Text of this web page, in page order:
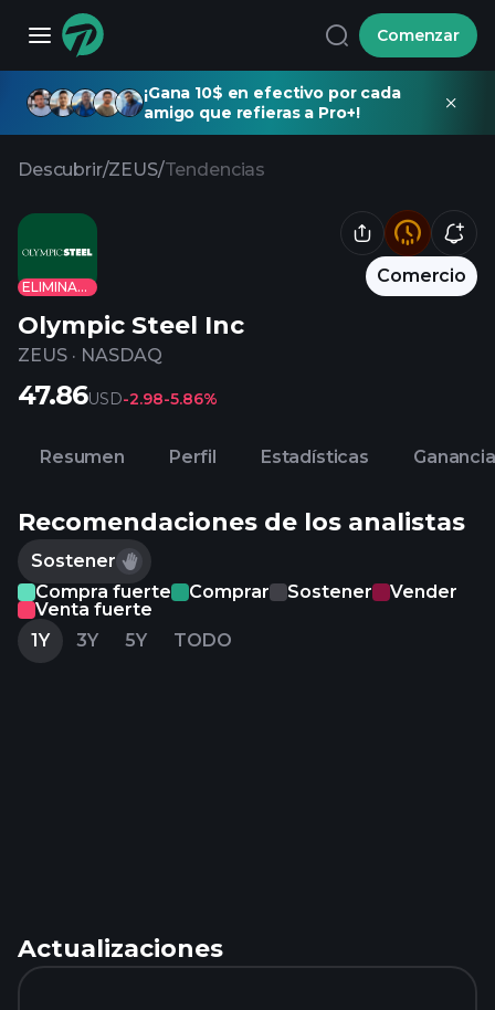
Comenzar
¡Gana 10$ en efectivo por cada
amigo que refieras a Pro+!
Descubrir/ZEUS/Tendencias
ELIMINADO
Comercio
Olympic Steel Inc
ZEUS · NASDAQ
47.86USD-2.98-5.86%
Resumen Perfil Estadísticas
Recomendaciones de los analistas
Sostener
Compra fuerte
Comprar Sostener
Vender
Venta fuerte
1Y
3Y 5Y TODO
Actualizaciones